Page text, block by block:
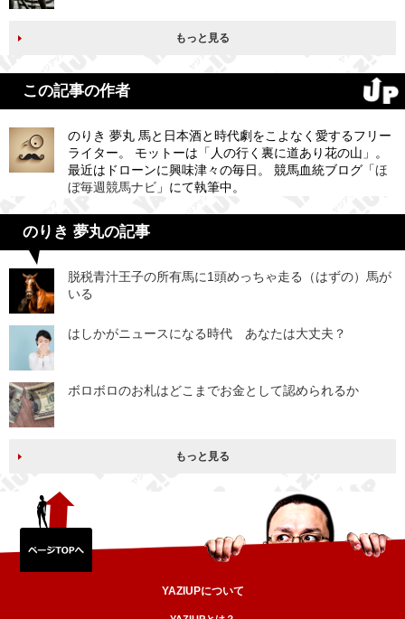
もっと見る
この記事の作者
のりき 夢丸 馬と日本酒と時代劇をこよなく愛するフリー
ライター。 モットーは「人の行く裏に道あり花の山」。
最近はドローンに興味津々の毎日。 競馬血統ブログ「ほ
ぼ毎週競馬ナビ 」にて執筆中。
のりき 夢丸の記事
脱税青汁王子の所有馬に1頭めっちゃ走る（はずの）馬が
いる
はしかがニュースになる時代 あなたは大丈夫？
ボロボロのお札はどこまでお金として認められるか
もっと見る
YAZIUPについて